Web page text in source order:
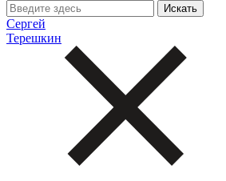
Сергей
Терешкин